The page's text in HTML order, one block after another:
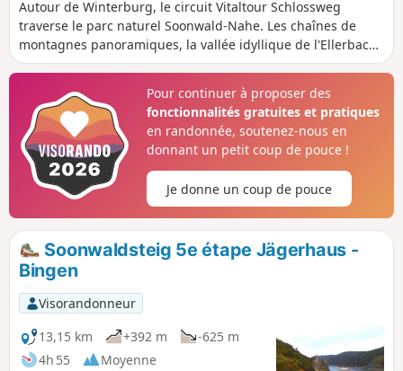
Autour de Winterburg, le circuit Vitaltour Schlossweg
traverse le parc naturel Soonwald-Nahe. Les chaînes de
montagnes panoramiques, la vallée idyllique de l'Ellerbach
et le château de Winterburg sont les points forts de cet
parcours comprend de larges chemins forestiers et de
prairie, des sentiers étroits mais aussi des sections
asphaltées, offrant un mélange réussi de passages en forêt
et de champs ouverts. Depuis plusieurs nids rocheux, la vue
s'étend sur Winterburg, tout en bas dans la vallée de
l'Ellerbach.
Pour continuer à proposer des
fonctionnalités gratuites et pratiques
en randonnée, soutenez-nous en
donnant un petit coup de pouce !
Je donne un coup de pouce
Soonwaldsteig 5e étape Jägerhaus -
Bingen
Visorandonneur
13,15 km
+392 m
-625 m
4h 55
Moyenne